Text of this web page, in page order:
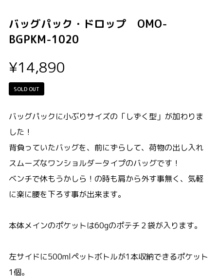
バッグパック・ドロップ OMO-
BGPKM-1020
¥14,890
SOLD OUT
バッグパックに小ぶりサイズの「しずく型」が加わりま
した！
背負っていたバッグを、前にずらして、荷物の出し入れ
スムーズなワンショルダータイプのバッグです！
ベンチで休もうかしら！の時も肩から外す事無く、気軽
に楽に腰を下ろす事が出来ます。
本体メインのポケットは60gのポテチ２袋が入ります。
左サイドに500mlペットボトルが1本収納できるポケット
1個。